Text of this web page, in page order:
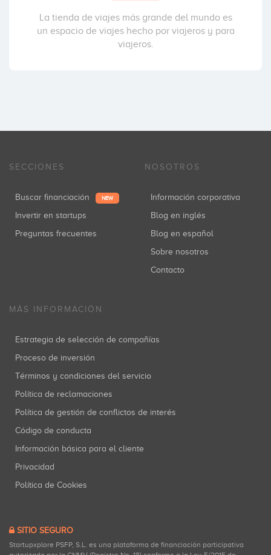
La tienda de viajes más grande del mundo es
un espacio de viajes hecho por viajeros y para
viajeros.
SECCIONES
Buscar financiación NEW
Invertir en startups
Preguntas frecuentes
NOSOTROS
Información corporativa
Blog en inglés
Blog en español
Sobre nosotros
Contacto
MÁS INFORMACIÓN
Estrategia de selección de compañías
Proceso de inversión
Términos y condiciones del servicio
Política de reclamaciones
Política de gestión de conflictos de interés
Código de conducta
Información básica para el cliente
Privacidad
Política de Cookies
SITIO SEGURO
Startupxplore PSFP, S.L. es una plataforma de financiación participativa